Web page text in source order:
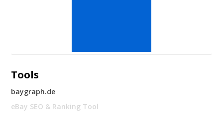
Tools
baygraph.de
eBay SEO & Ranking Tool